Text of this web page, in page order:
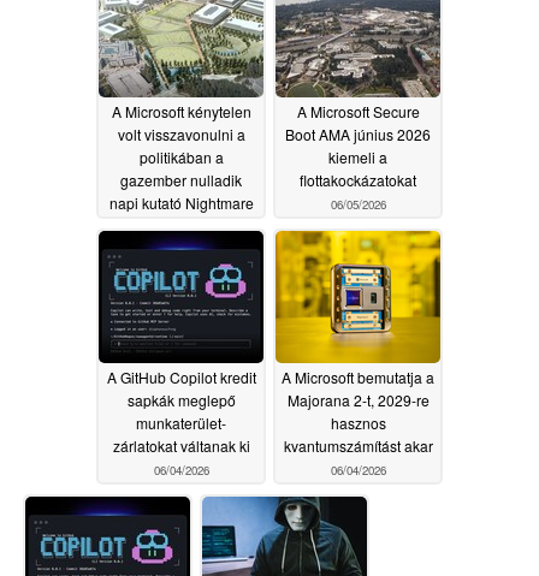
A Microsoft kénytelen
volt visszavonulni a
politikában a
gazember nulladik
napi kutató Nightmare
06/07/2026
A Microsoft Secure
Boot AMA június 2026
kiemeli a
flottakockázatokat
06/05/2026
A GitHub Copilot kredit
sapkák meglepő
munkaterület-
zárlatokat váltanak ki
06/04/2026
A Microsoft bemutatja a
Majorana 2-t, 2029-re
hasznos
kvantumszámítást akar
06/04/2026